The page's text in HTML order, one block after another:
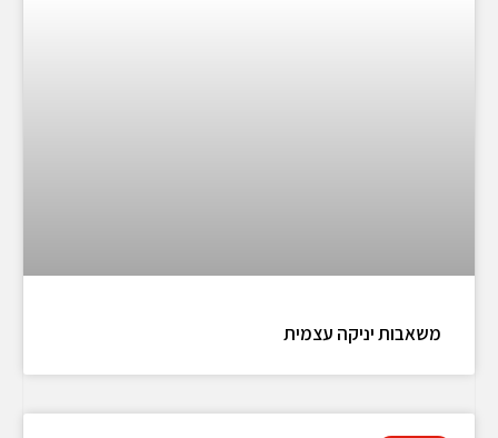
משאבות יניקה עצמית